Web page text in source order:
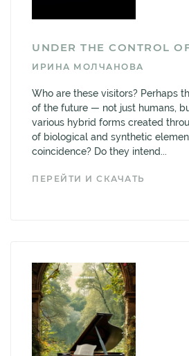
UNDER THE CONTROL
ИРИНА МОЛЧАНОВА
Who are these visitors? Perhaps
of the future — not just humans,
various hybrid forms created
of biological and synthetic
coincidence? Do they intend...
ПЕРЕЙТИ И СКАЧАТЬ